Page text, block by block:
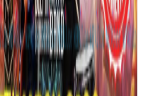
हुनुभएको छ।
प्रतिस्पर्धा भएको थियो ।
प्रतिस्पर्धीसहित हिमालय